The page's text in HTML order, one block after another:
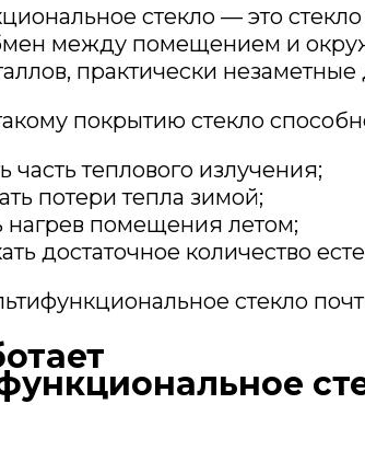
стекло — это
между помещением и
практически незаметные
покрытию стекло
часть теплового излучения;
потери тепла зимой;
нагрев помещения летом;
достаточное количество
стекло